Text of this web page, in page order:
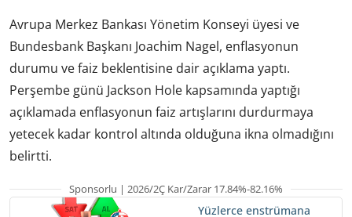
Avrupa Merkez Bankası Yönetim Konseyi üyesi ve
Bundesbank Başkanı Joachim Nagel, enflasyonun
durumu ve faiz beklentisine dair açıklama yaptı.
Perşembe günü Jackson Hole kapsamında yaptığı
açıklamada enflasyonun faiz artışlarını durdurmaya
yetecek kadar kontrol altında olduğuna ikna olmadığını
belirtti.
Sponsorlu | 2026/2Ç Kar/Zarar 17.84%-82.16%
Yüzlerce enstrümana